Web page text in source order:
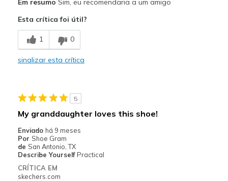
Comfortable
Stylish
Going Out
Esta crítica foi útil?
1 0
sinalizar esta crítica
5
My granddaughter loves this shoe!
Enviado há 9 meses
Por Shoe Gram
de San Antonio, TX
Describe Yourself Practical
CRÍTICA EM
skechers.com